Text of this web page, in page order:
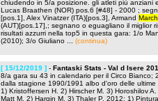
chiudendo in 5/a posizione. gli atleti più anziani
Lucas Braathen (NOR) pos.6 [#48] - 2000 ;
[pos.1], Alex Vinatzer (ITA)[pos.3], Armand
(AUT)[pos.17],; segnano o eguagliano il miglior
risultati azzurri nella top5 in questa gara: 1/o
(2010); 3/o Giuliano ... (continua)
[ 15/12/2019 ] - Fantaski Stats - Val d Isere
8/a gara su 43 in calendario per il Circo Bianco;
dalla stagione 1990/1991 albo d'oro delle
1) Kristoffersen H. 2) Hirscher M. 3) Horoshilov
Matt M. 2) Hargin M. 3) Thaler P. 2012: 1)